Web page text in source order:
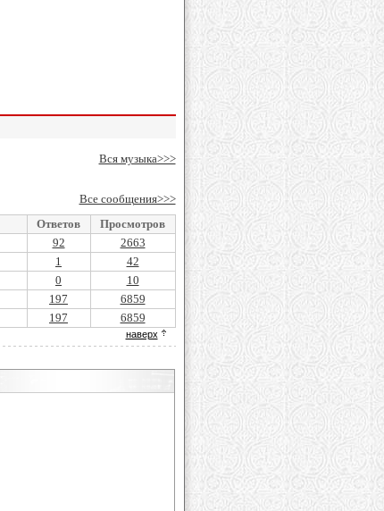
Вся музыка>>>
Все сообщения>>>
Ответов Просмотров
92 2663
1 42
0 10
197 6859
197 6859
наверх